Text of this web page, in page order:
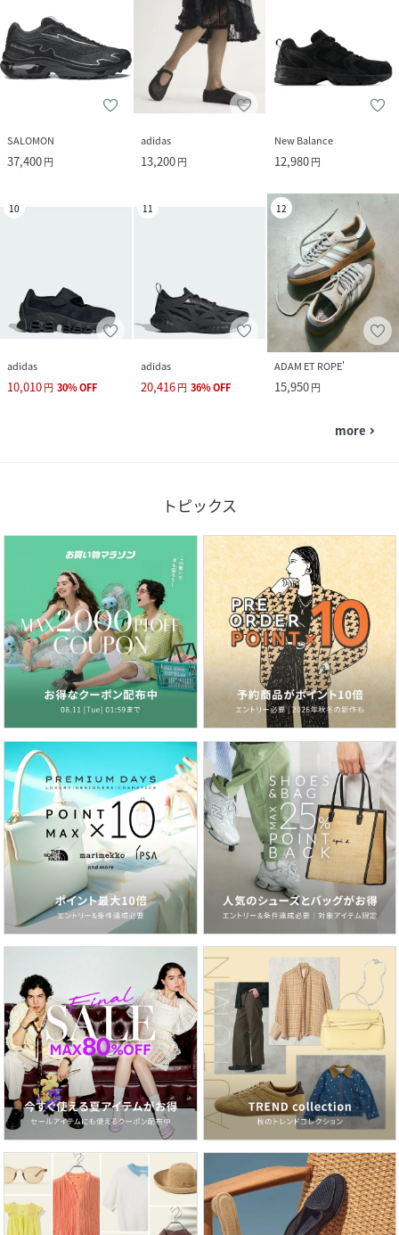
SALOMON
37,400円
adidas
13,200円
New Balance
12,980円
10
adidas
10,010円 30%OFF
11
adidas
20,416円 36%OFF
12
ADAM ET ROPE'
15,950円
more navigate_next
トピックス